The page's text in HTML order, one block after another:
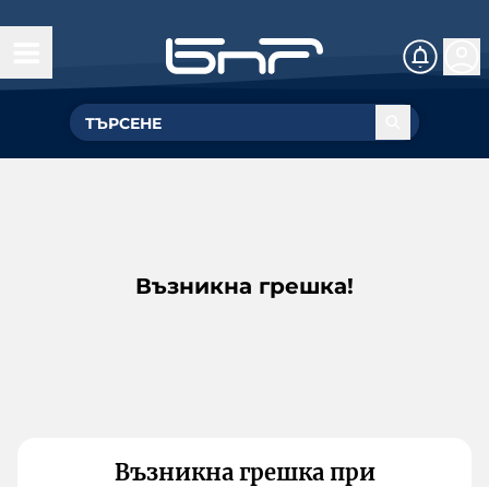
Възникна грешка!
Възникна грешка при